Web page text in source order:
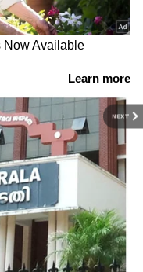
NEXT